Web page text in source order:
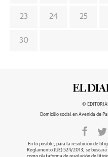
23 24 25
30
©
Domicilio social en Avenida de
En lo posible, para la resolución de
Reglamento (UE) 524/2013, se